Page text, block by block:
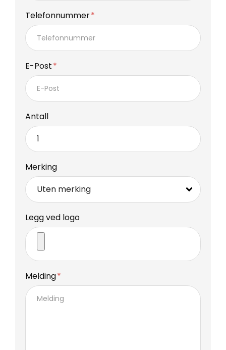
Telefonnummer
E-Post
Antall
Merking
Legg ved logo
Melding